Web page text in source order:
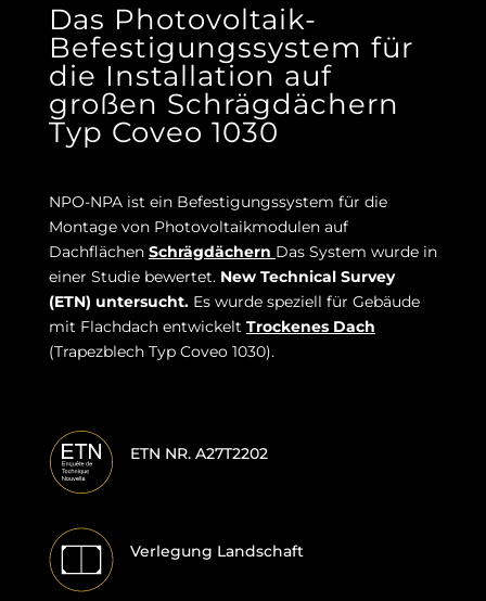
Das Photovoltaik-
Befestigungssystem für
die Installation auf
großen Schrägdächern
Typ Coveo 1030
NPO-NPA ist ein Befestigungssystem für die
Montage von Photovoltaikmodulen auf
Dachflächen Schrägdächern Das System wurde in
einer Studie bewertet. New Technical Survey
(ETN) untersucht.Es wurde speziell für Gebäude
mit Flachdach entwickelt Trockenes Dach
(Trapezblech Typ Coveo 1030).
ETN NR. A27T2202
Verlegung Landschaft